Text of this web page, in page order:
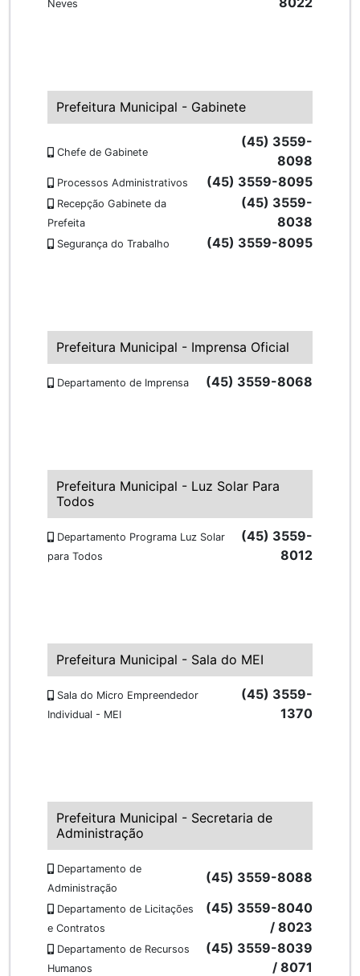
Neves
Prefeitura Municipal - Gabinete
Chefe de Gabinete
(45) 3559-
8098
Processos Administrativos (45) 3559-8095
Recepção Gabinete da
Prefeita
(45) 3559-
8038
Segurança do Trabalho (45) 3559-8095
Prefeitura Municipal - Imprensa Oficial
Departamento de Imprensa (45) 3559-8068
Prefeitura Municipal - Luz Solar Para
Todos
Departamento Programa Luz Solar
para Todos
(45) 3559-
8012
Prefeitura Municipal - Sala do MEI
Sala do Micro Empreendedor
Individual - MEI
(45) 3559-
1370
Prefeitura Municipal - Secretaria de
Administração
Departamento de
Administração
(45) 3559-8088
Departamento de Licitações
e Contratos
(45) 3559-8040
/ 8023
Departamento de Recursos
Humanos
(45) 3559-8039
/ 8071